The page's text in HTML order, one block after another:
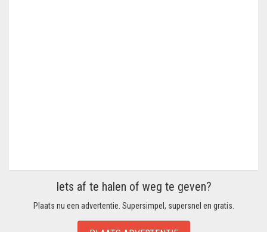
Iets af te halen of weg te geven?
Plaats nu een advertentie. Supersimpel, supersnel en gratis.